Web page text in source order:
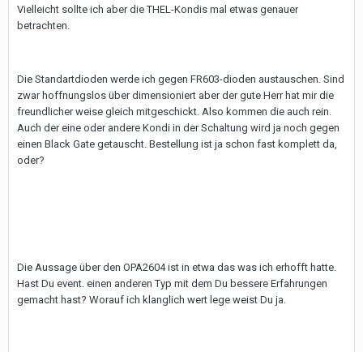
Vielleicht sollte ich aber die THEL-Kondis mal etwas genauer
betrachten.
Die Standartdioden werde ich gegen FR603-dioden austauschen. Sind
zwar hoffnungslos über dimensioniert aber der gute Herr hat mir die
freundlicher weise gleich mitgeschickt. Also kommen die auch rein.
Auch der eine oder andere Kondi in der Schaltung wird ja noch gegen
einen Black Gate getauscht. Bestellung ist ja schon fast komplett da,
oder?
Die Aussage über den OPA2604 ist in etwa das was ich erhofft hatte.
Hast Du event. einen anderen Typ mit dem Du bessere Erfahrungen
gemacht hast? Worauf ich klanglich wert lege weist Du ja.